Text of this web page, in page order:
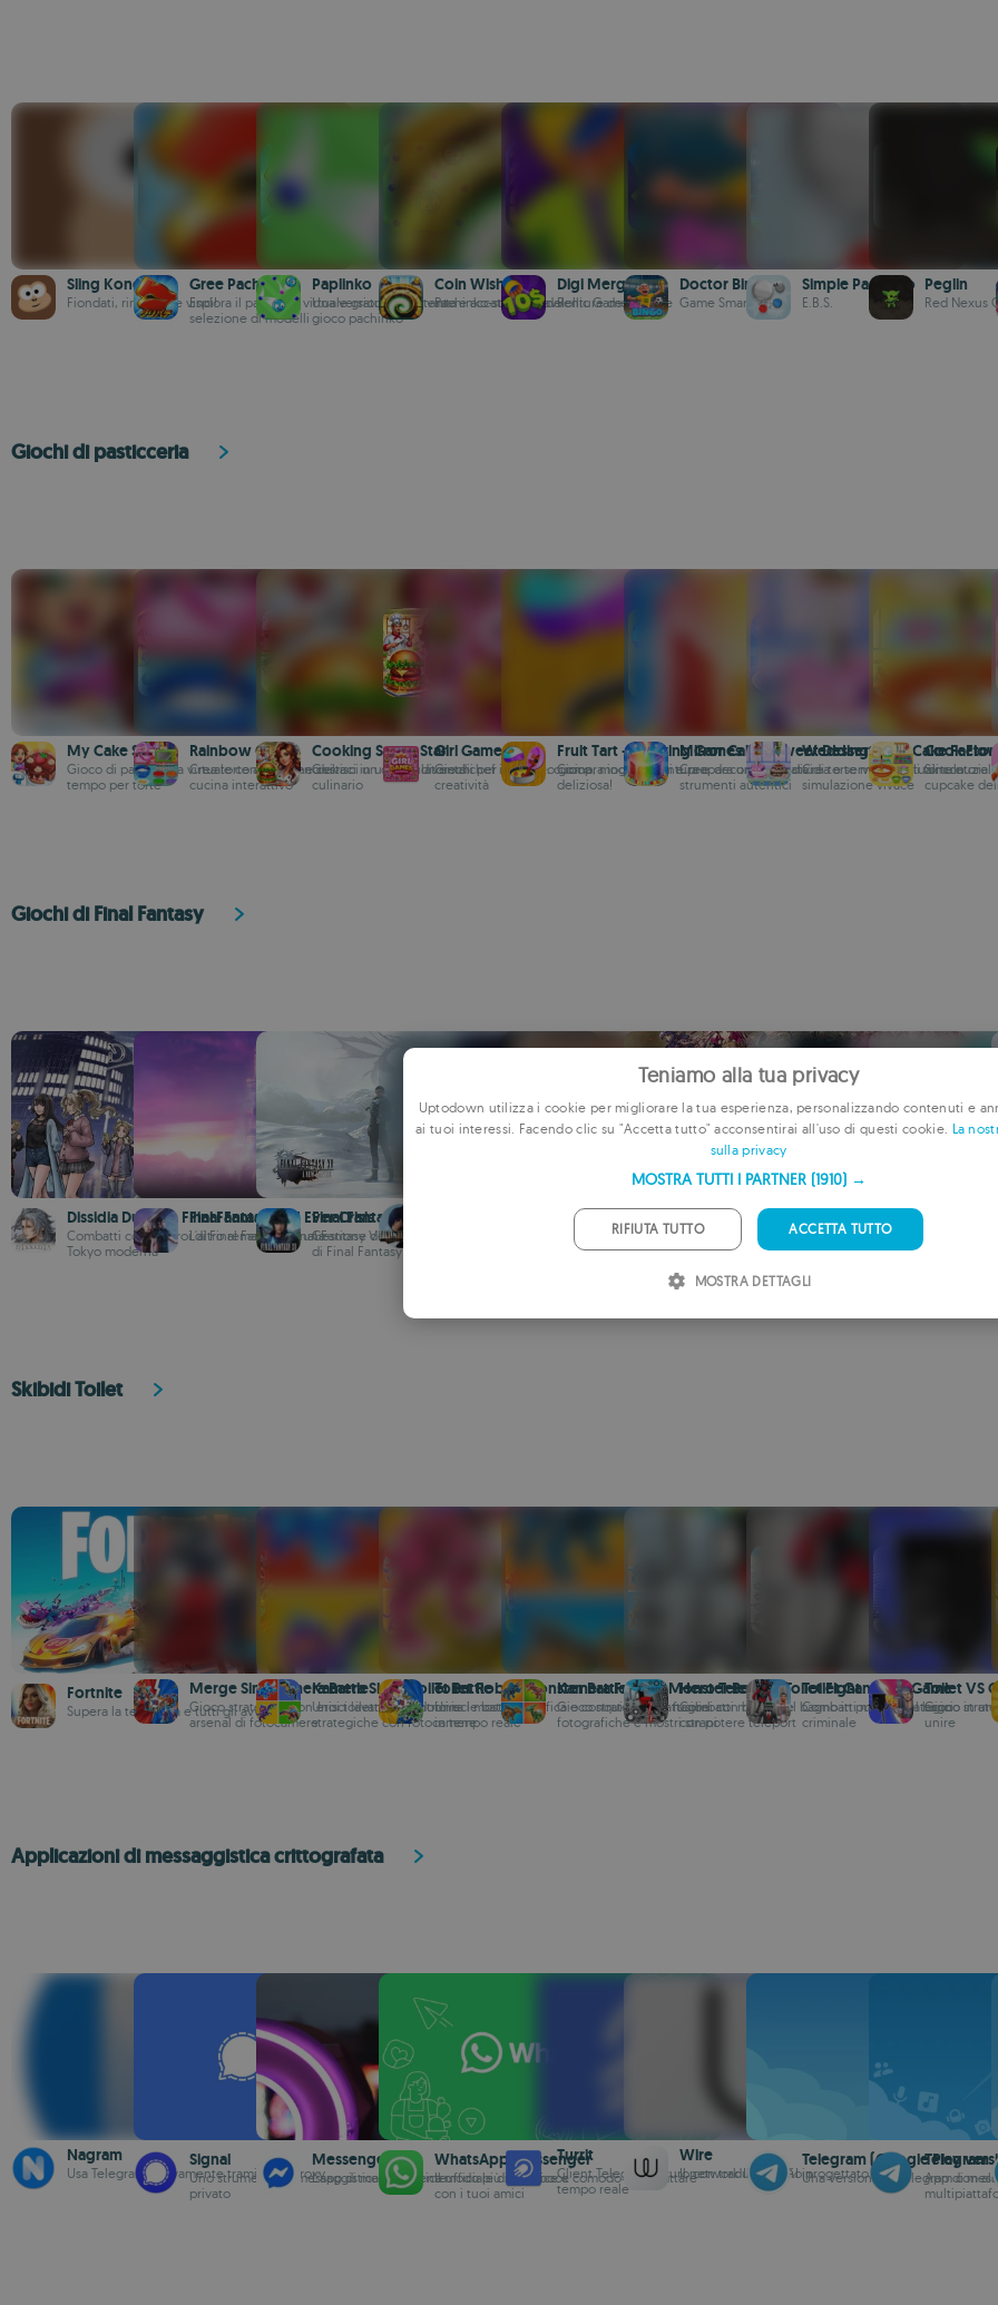
Sling Kong
Fiondati, rimbalza e vinci!
Gree Pachi
Esplora il pachinko virtuale gratuito con vasta
selezione di modelli
Paplinko
Una versione divertente e accattivante del
gioco pachinko
Coin Wish
Pachinko-stile per avventure desiderose
Digi Merge
Rollic Games
Doctor Bingo
Game Smart Ltd
Simple Pachinko
E.B.S.
Peglin
Red Nexus
Giochi di pasticceria
My Cake Shop
Gioco di pasticceria virtuale con gestione del
tempo per torte
Rainbow Cake
Crea torte arcobaleno vivaci in un simulatore di
cucina interattivo
Cooking Super Star
Gestisci un café e diventa chef in questo gioco
culinario
Girl Games
Giochi per ragazze: cucina, moda, avventura e
creatività
Fruit Tart - Cooking Games
Compra ingredienti e prepara una crostata...
deliziosa!
Mirror Cake - Sweet Desserts
Crea, decora e condividi torte mirror virtuali con
strumenti autentici
Wedding Party Cake Factory
Crea e servi speciali torte nuziali
simulazione vivace
Cook
Simulatore
cupcake
Giochi di Final Fantasy
Dissidia Duellum Final Fantasy
Combatti con gli eroi di Final Fantasy in una
Tokyo moderna
Final Fantasy VII Ever Crisis
L'altro remake di Final Fantasy VII
Final Fantasy XV: A New Empire
Gestione della strategia all'interno dell'universo
di Final Fantasy XV
FINAL FANTASY XV POCKET EDITION
La versione tascabile di Final Fantasy XV
FINAL FANTASY BRAVE EXVIUS
Una nuova avventura nell'universo di Final
Fantasy
War of the Visions: Final Fantasy Brave
Exvius
Battaglie tattiche nel mondo di Final Fantasy
ライトニング リターンズ フ
ァンタジーXIII
Finale epico di FINAL FANTASY
Final
Aiuta i
Skibidi Toilet
Fortnite
Supera la tempesta e tutti gli avversari
Merge Sink Kamera Battle
Gioco strategico con eroi toilette eccentrici e
arsenal di fotocamere
Kamera Skibd Toilet Battle
Unisci lavandini e domina le battaglie
strategiche con fotocamere
Toilet Robot Monster Battle
Unisci mostri, pianifica e conquista in battaglie
in tempo reale
Kamera Friends Monster Battle
Gioco strategico di fusioni con battaglie
fotografiche e mostri strani
Hero Teleport: Toilet Fight
Combatti mostri del bagno in puzzle strategici
con potere teleport
Toilet Gangster Game
Combatti mostri del bagno in un
criminale
Toilet VS
Gioco
unire
Applicazioni di messaggistica crittografata
Nagram
Usa Telegram nativamente tramite un proxy
Signal
Uno strumento di messaggistica veramente
privato
Messenger
L'app di messaggistica ufficiale di Facebook
WhatsApp Messenger
Il modo più semplice e comodo per chattare
con i tuoi amici
Turrit
Client Telegram sicuro con traduzione AI in
tempo reale
Wire
Il network IM meglio progettato
Telegram (Google Play
Una versione di Telegram con
Telegram
App di
Teniamo alla tua privacy
Uptodown utilizza i cookie per migliorare la tua esperienza, personalizzando contenuti e
ai tuoi interessi. Facendo clic su "Accetta tutto" acconsentirai all'uso di questi cookie. La
sulla privacy
MOSTRA TUTTI I PARTNER (1910) →
ACCETTA TUTTO
RIFIUTA TUTTO
MOSTRA DETTAGLI